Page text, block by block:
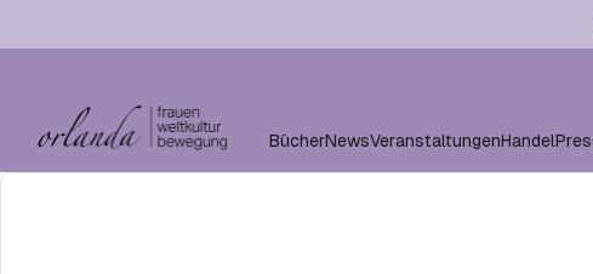
BücherNewsVeranstaltungenHandel